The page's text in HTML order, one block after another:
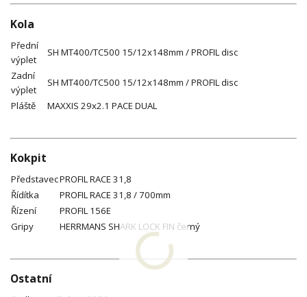
Kola
Přední
výplet
SH MT400/TC500 15/12x148mm / PROFIL disc
Zadní
výplet
SH MT400/TC500 15/12x148mm / PROFIL disc
Pláště
MAXXIS 29x2.1 PACE DUAL
Kokpit
PředstavecPROFIL RACE 31,8
Řídítka
PROFIL RACE 31,8 / 700mm
Řízení
PROFIL 156E
Gripy
HERRMANS SHARK LOCK FIN černý
Ostatní